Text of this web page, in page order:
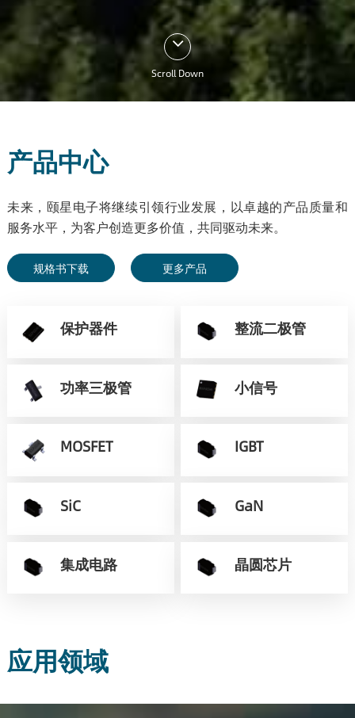
Scroll Down
产品中心
未来，颐星电子将继续引领行业发展，以卓越的产品质量和
服务水平，为客户创造更多价值，共同驱动未来。
规格书下载 更多产品
保护器件 整流二极管
功率三极管 小信号
MOSFET IGBT
SiC GaN
集成电路 晶圆芯片
应用领域